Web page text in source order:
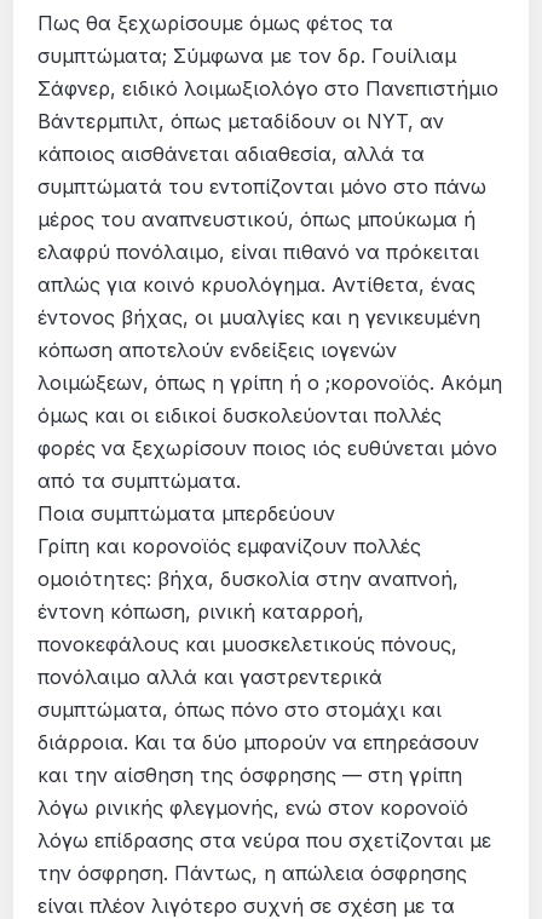
Πως θα ξεχωρίσουμε όμως φέτος τα
συμπτώματα; Σύμφωνα με τον δρ. Γουίλιαμ
Σάφνερ, ειδικό λοιμωξιολόγο στο Πανεπιστήμιο
Βάντερμπιλτ, όπως μεταδίδουν οι NYT, αν
κάποιος αισθάνεται αδιαθεσία, αλλά τα
συμπτώματά του εντοπίζονται μόνο στο πάνω
μέρος του αναπνευστικού, όπως μπούκωμα ή
ελαφρύ πονόλαιμο, είναι πιθανό να πρόκειται
απλώς για κοινό κρυολόγημα. Αντίθετα, ένας
έντονος βήχας, οι μυαλγίες και η γενικευμένη
κόπωση αποτελούν ενδείξεις ιογενών
λοιμώξεων, όπως η γρίπη ή ο ;κορονοϊός. Ακόμη
όμως και οι ειδικοί δυσκολεύονται πολλές
φορές να ξεχωρίσουν ποιος ιός ευθύνεται μόνο
από τα συμπτώματα.
Ποια συμπτώματα μπερδεύουν
Γρίπη και κορονοϊός εμφανίζουν πολλές
ομοιότητες: βήχα, δυσκολία στην αναπνοή,
έντονη κόπωση, ρινική καταρροή,
πονοκεφάλους και μυοσκελετικούς πόνους,
πονόλαιμο αλλά και γαστρεντερικά
συμπτώματα, όπως πόνο στο στομάχι και
διάρροια. Και τα δύο μπορούν να επηρεάσουν
και την αίσθηση της όσφρησης — στη γρίπη
λόγω ρινικής φλεγμονής, ενώ στον κορονοϊό
λόγω επίδρασης στα νεύρα που σχετίζονται με
την όσφρηση. Πάντως, η απώλεια όσφρησης
είναι πλέον λιγότερο συχνή σε σχέση με τα